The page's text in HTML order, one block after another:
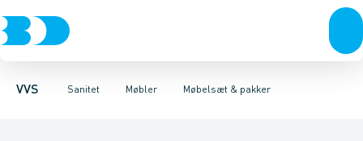
VVS Sanitet
Rør & fittingsPressfittings & rørKuglehaner & ventiler
Møbler
Toiletter, sæder og cisterner VaskeArmaturer
Møbelsæt & pakker
Møbelsæt & pakkerUnderskabeHøjskabeOverskabe